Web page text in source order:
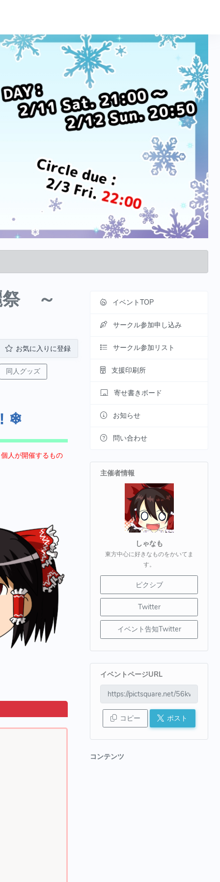
祭 ～
お気に入りに登録
同人グッズ
❄
人が開催するもの
イベントTOP
サークル参加申し込み
サークル参加リスト
支援印刷所
寄せ書きボード
お知らせ
問い合わせ
主催者情報
しゃなも
東方中心に好きなものをかいてま
す。
ピクシブ
Twitter
イベント告知Twitter
イベントページURL
コピー ポスト
コンテンツ